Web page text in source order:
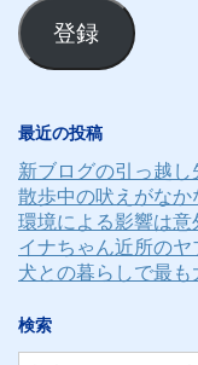
ル
ア
ス
登録
最近の投稿
新ブログの引っ越し
散歩中の吠えがなか
環境による影響は意
イナちゃん近所のヤ
犬との暮らしで最も
検索